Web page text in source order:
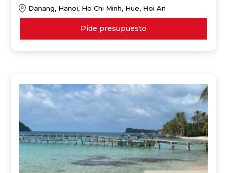
Danang, Hanoi, Ho Chi Minh, Hue, Hoi An
Pide presupuesto